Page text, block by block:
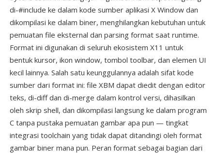
di-#include ke dalam kode sumber aplikasi X Window dan
dikompilasi ke dalam biner, menghilangkan kebutuhan untuk
pemuatan file eksternal dan parsing format saat runtime.
Format ini digunakan di seluruh ekosistem X11 untuk
bentuk kursor, ikon window, tombol toolbar, dan elemen UI
kecil lainnya. Salah satu keunggulannya adalah sifat kode
sumber dari format ini: file XBM dapat diedit dengan editor
teks, di-diff dan di-merge dalam kontrol versi, dihasilkan
oleh skrip shell, dan dikompilasi langsung ke dalam program
C tanpa pustaka pemuatan gambar apa pun — tingkat
integrasi toolchain yang tidak dapat ditandingi oleh format
gambar biner mana pun. Peran format sebagai bagian dari